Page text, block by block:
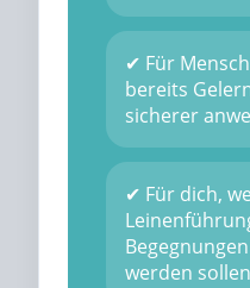
✔ Für
bereits
sicherer
✔ Für dich,
werden sollen